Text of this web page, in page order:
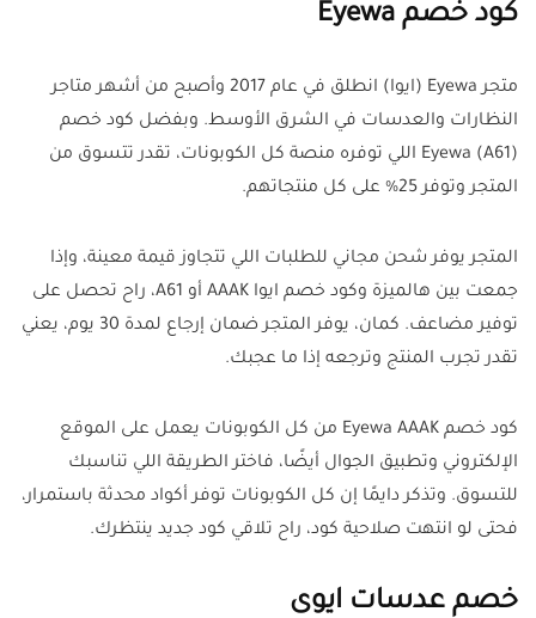
كود خصم Eyewa
متجر Eyewa (ايوا) انطلق في عام 2017 وأصبح من أشهر متاجر
النظارات والعدسات في الشرق الأوسط. وبفضل كود خصم
Eyewa (A61) اللي توفره منصة كل الكوبونات، تقدر تتسوق من
المتجر وتوفر 25% على كل منتجاتهم.
المتجر يوفر شحن مجاني للطلبات اللي تتجاوز قيمة معينة، وإذا
جمعت بين هالميزة وكود خصم ايوا AAAK أو A61، راح تحصل على
توفير مضاعف. كمان، يوفر المتجر ضمان إرجاع لمدة 30 يوم، يعني
تقدر تجرب المنتج وترجعه إذا ما عجبك.
كود خصم Eyewa AAAK من كل الكوبونات يعمل على الموقع
الإلكتروني وتطبيق الجوال أيضًا، فاختر الطريقة اللي تناسبك
للتسوق. وتذكر دايمًا إن كل الكوبونات توفر أكواد محدثة باستمرار،
فحتى لو انتهت صلاحية كود، راح تلاقي كود جديد ينتظرك.
خصم عدسات ايوى